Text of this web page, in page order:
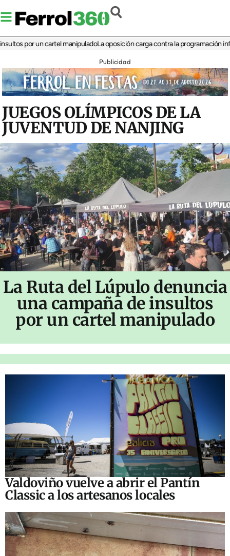
por un cartel manipuladoLa oposición carga contra la programación infantil
Publicidad
JUEGOS OLÍMPICOS DE LA
JUVENTUD DE NANJING
La Ruta del Lúpulo denuncia
una campaña de insultos
por un cartel manipulado
Valdoviño vuelve a abrir el Pantín
Classic a los artesanos locales